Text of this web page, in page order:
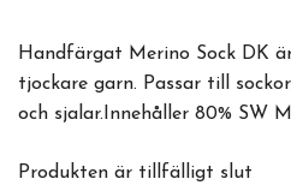
Handfärgat Merino Sock DK
tjockare garn. Passar till
och sjalar.Innehåller 80% SW
Produkten är tillfälligt slut